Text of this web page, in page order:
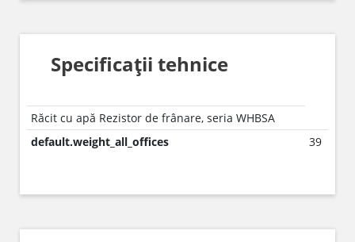
Specificații tehnice
Răcit cu apă Rezistor de frânare, seria WHBSA
default.weight_all_offices
39